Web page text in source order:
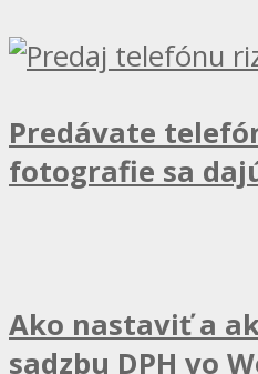
Predávate
fotografie sa
Ako nastaviť a
sadzbu DPH vo